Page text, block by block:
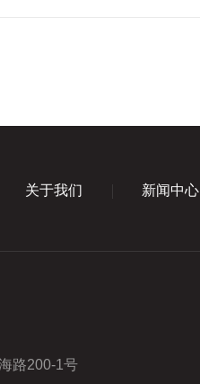
关于我们 新闻中心
路200-1号